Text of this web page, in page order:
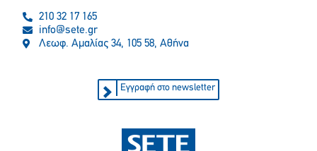
210 32 17 165
info@sete.gr
Λεωφ. Αμαλίας 34, 105 58, Αθήνα
Εγγραφή στο newsletter